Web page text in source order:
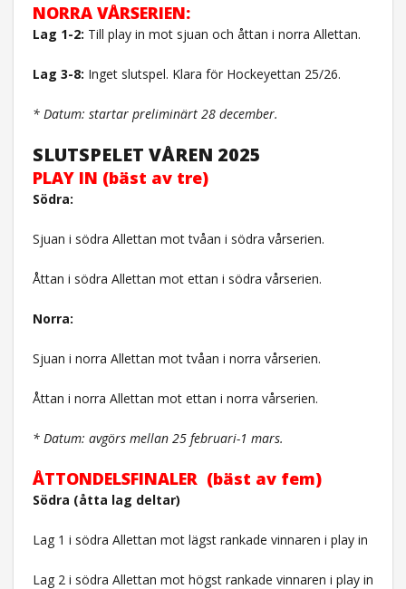
NORRA VÅRSERIEN:
Lag 1-2: Till play in mot sjuan och åttan i norra Allettan.
Lag 3-8: Inget slutspel. Klara för Hockeyettan 25/26.
* Datum: startar preliminärt 28 december.
SLUTSPELET VÅREN 2025
PLAY IN (bäst av tre)
Södra:
Sjuan i södra Allettan mot tvåan i södra vårserien.
Åttan i södra Allettan mot ettan i södra vårserien.
Norra:
Sjuan i norra Allettan mot tvåan i norra vårserien.
Åttan i norra Allettan mot ettan i norra vårserien.
* Datum: avgörs mellan 25 februari-1 mars.
ÅTTONDELSFINALER (bäst av fem)
Södra (åtta lag deltar)
Lag 1 i södra Allettan mot lägst rankade vinnaren i play in
Lag 2 i södra Allettan mot högst rankade vinnaren i play in